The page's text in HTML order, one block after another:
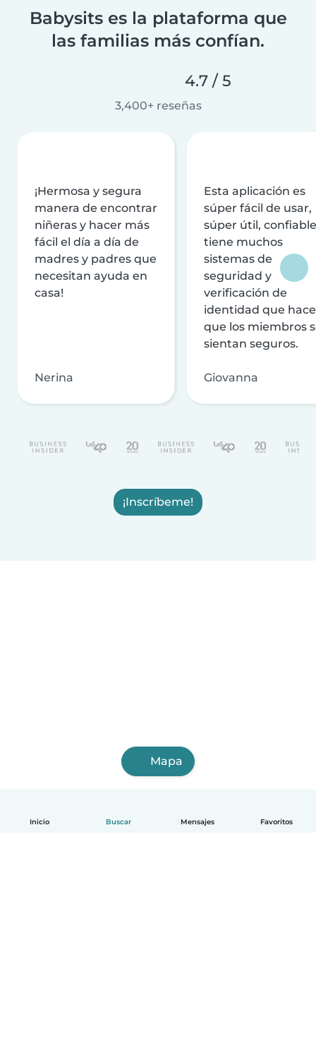
Inicio Buscar Mensajes Favoritos
Babysits es la plataforma que
las familias más confían.
4.7 / 5
3,400+ reseñas
¡Hermosa y segura
manera de encontrar
niñeras y hacer más
fácil el día a día de
madres y padres que
necesitan ayuda en
casa!
Nerina
Esta aplicación es
súper fácil de usar,
súper útil,
tiene muchos
sistemas de
seguridad y
verificación de
identidad que
que los miembros
sientan seguros.
Giovanna
¡Inscríbeme!
Mapa